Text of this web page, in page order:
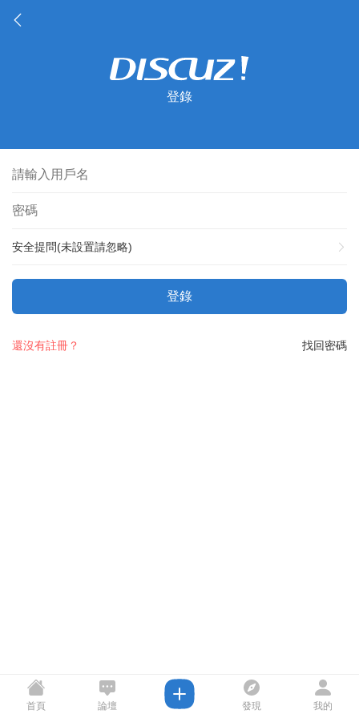
登錄
安全提問(未設置請忽略)
登錄
找回密碼
還沒有註冊？
首頁 論壇 發現 我的